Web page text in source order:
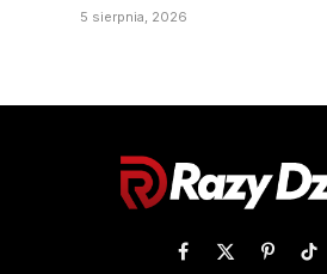
5 sierpnia, 2026
Facebook
X Pinterest